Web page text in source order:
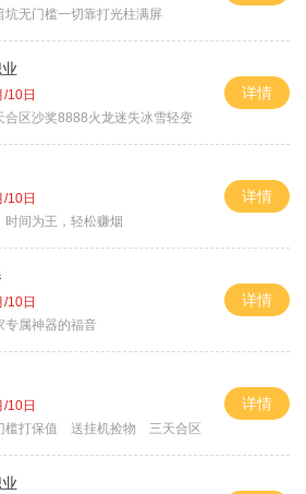
坑无门槛一切靠打光柱满屏
10日
合区沙奖8888火龙迷失冰雪轻变
详情
10日
为王，轻松赚烟
详情
10日
专属神器的福音
详情
10日
槛打保值 送挂机捡物 三天合区
详情